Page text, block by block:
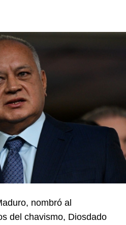
nombró al
del chavismo, Diosdado